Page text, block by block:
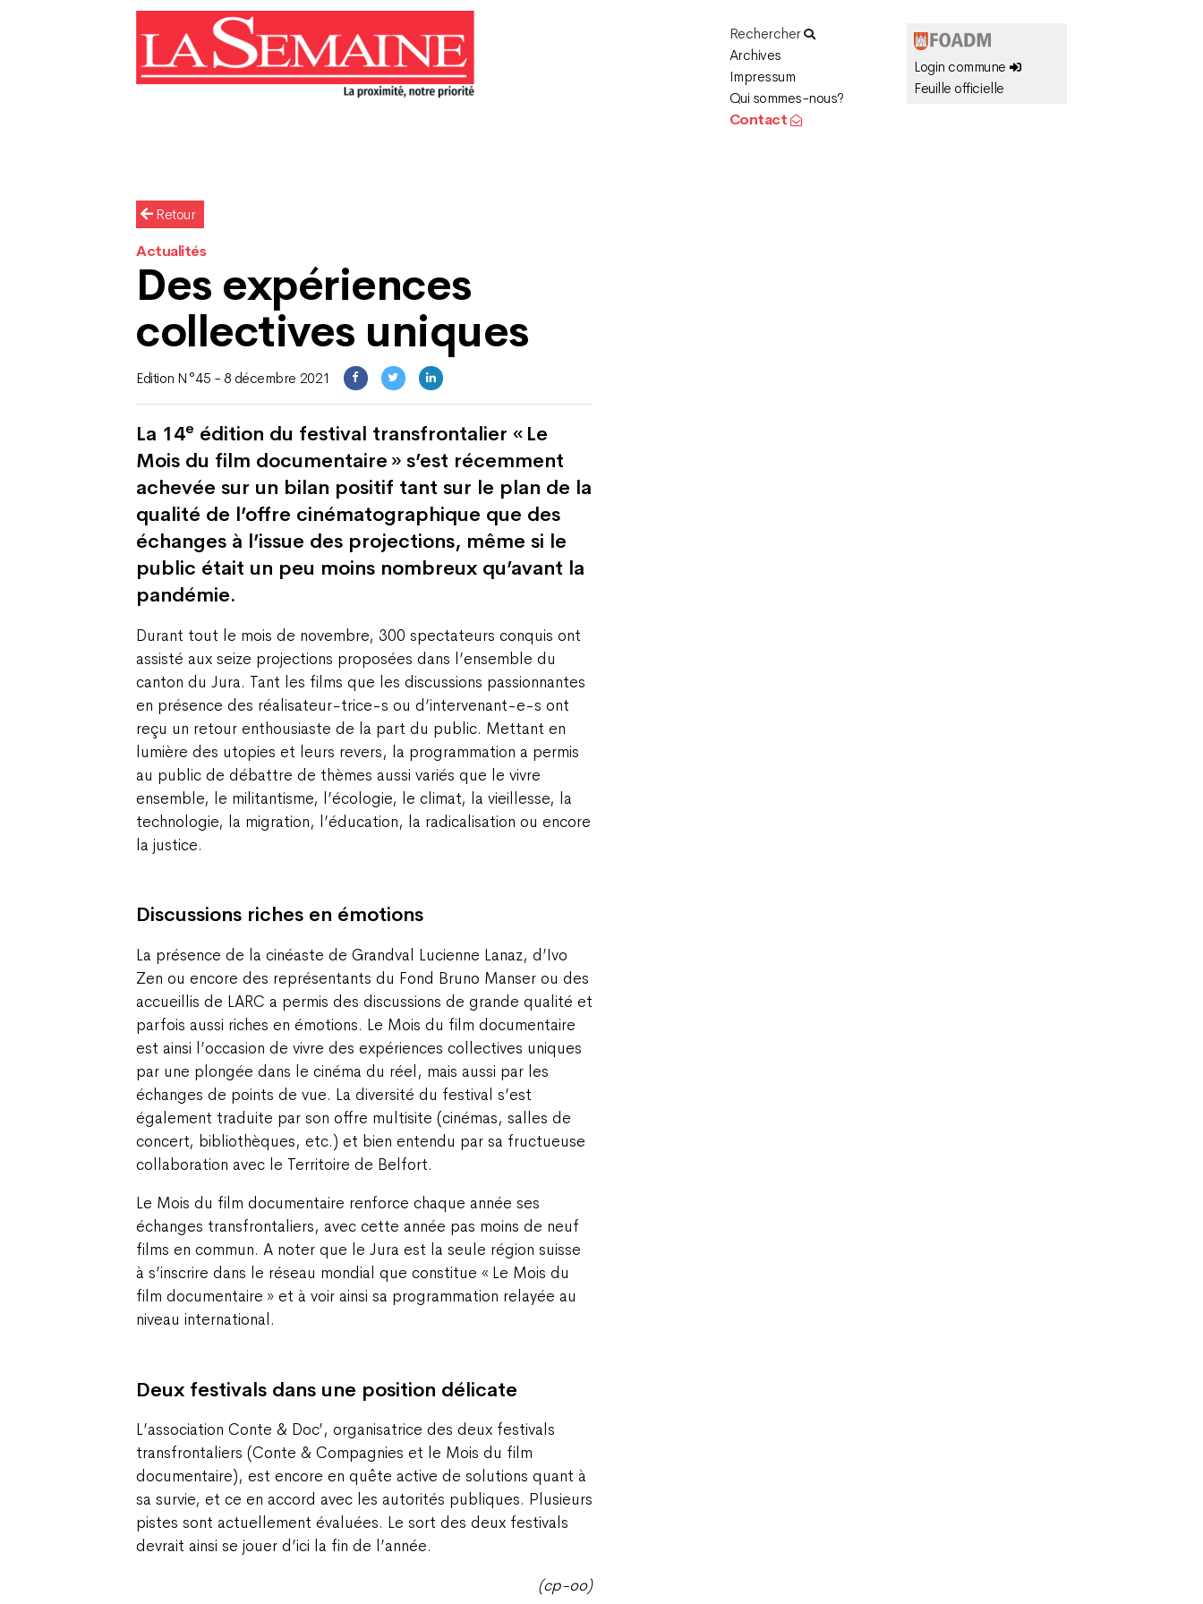
Rechercher
Archives
Impressum
Qui sommes-nous?
Contact
Login commune
Feuille officielle
Retour
Actualités
Des expériences
collectives uniques
Edition N°45 - 8 décembre 2021
La 14e édition du festival transfrontalier « Le
Mois du film documentaire » s’est récemment
achevée sur un bilan positif tant sur le plan de la
qualité de l’offre cinématographique que des
échanges à l’issue des projections, même si le
public était un peu moins nombreux qu’avant la
pandémie.
Durant tout le mois de novembre, 300 spectateurs conquis ont
assisté aux seize projections proposées dans l’ensemble du
canton du Jura. Tant les films que les discussions passionnantes
en présence des réalisateur-trice-s ou d’intervenant-e-s ont
reçu un retour enthousiaste de la part du public. Mettant en
lumière des utopies et leurs revers, la programmation a permis
au public de débattre de thèmes aussi variés que le vivre
ensemble, le militantisme, l’écologie, le climat, la vieillesse, la
technologie, la migration, l’éducation, la radicalisation ou encore
la justice.
Discussions riches en émotions
La présence de la cinéaste de Grandval Lucienne Lanaz, d’Ivo
Zen ou encore des représentants du Fond Bruno Manser ou des
accueillis de LARC a permis des discussions de grande qualité et
parfois aussi riches en émotions. Le Mois du film documentaire
est ainsi l’occasion de vivre des expériences collectives uniques
par une plongée dans le cinéma du réel, mais aussi par les
échanges de points de vue. La diversité du festival s’est
également traduite par son offre multisite (cinémas, salles de
concert, bibliothèques, etc.) et bien entendu par sa fructueuse
collaboration avec le Territoire de Belfort.
Le Mois du film documentaire renforce chaque année ses
échanges transfrontaliers, avec cette année pas moins de neuf
films en commun. A noter que le Jura est la seule région suisse
à s’inscrire dans le réseau mondial que constitue « Le Mois du
film documentaire » et à voir ainsi sa programmation relayée au
niveau international.
Deux festivals dans une position délicate
L’association Conte & Doc’, organisatrice des deux festivals
transfrontaliers (Conte & Compagnies et le Mois du film
documentaire), est encore en quête active de solutions quant à
sa survie, et ce en accord avec les autorités publiques. Plusieurs
pistes sont actuellement évaluées. Le sort des deux festivals
devrait ainsi se jouer d’ici la fin de l’année.
(cp-oo)